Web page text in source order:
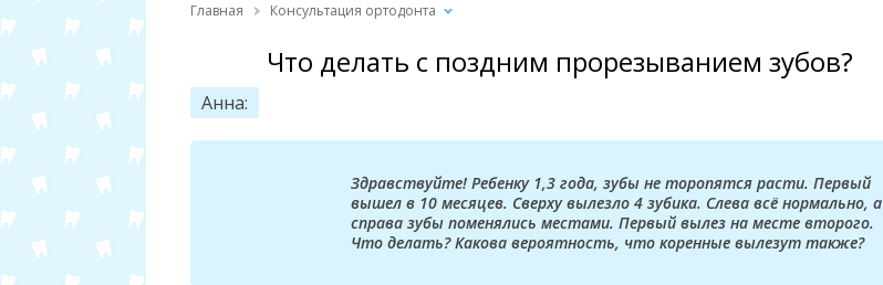
Главная Консультация ортодонта
Что делать с поздним прорезыванием зубов?
Анна:
Здравствуйте! Ребенку 1,3 года, зубы не торопятся расти. Первый
вышел в 10 месяцев. Сверху вылезло 4 зубика. Слева всё нормально, а
справа зубы поменялись местами. Первый вылез на месте второго.
Что делать? Какова вероятность, что коренные вылезут также?